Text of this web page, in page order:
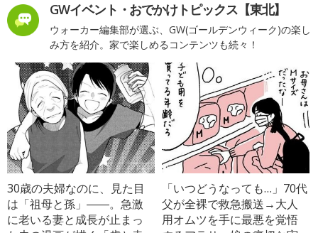
GWイベント・おでかけトピックス【東北】
ウォーカー編集部が選ぶ、GW(ゴールデンウィーク)の楽し
み方を紹介。家で楽しめるコンテンツも続々！
30歳の夫婦なのに、見た目
は「祖母と孫」――。急激
に老いる妻と成長が止まっ
「いつどうなっても…」70代
父が全裸で救急搬送→大人
用オムツを手に最悪を覚悟